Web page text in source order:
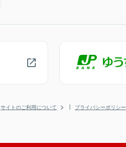
サイトのご利用について プライバシーポリシー